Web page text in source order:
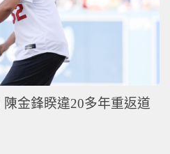
金鋒睽違20多年重返道